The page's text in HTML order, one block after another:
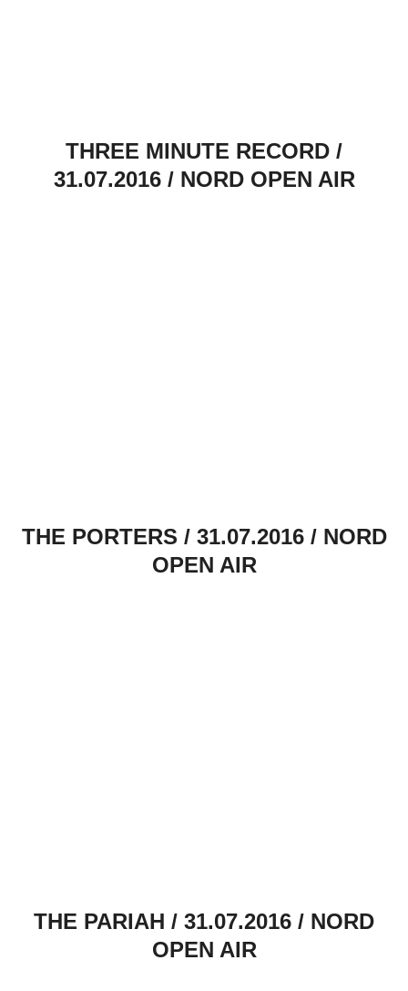
THREE MINUTE RECORD /
31.07.2016 / NORD OPEN AIR
THE PORTERS / 31.07.2016 / NORD
OPEN AIR
THE PARIAH / 31.07.2016 / NORD
OPEN AIR